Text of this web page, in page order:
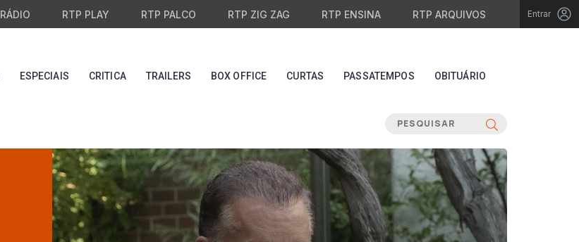
RÁDIO RTP PLAY RTP PALCO RTP ZIG ZAG RTP ENSINA RTP ARQUIVOS Entrar
ESPECIAIS CRITICA TRAILERS BOX OFFICE CURTAS PASSATEMPOS OBITUÁRIO